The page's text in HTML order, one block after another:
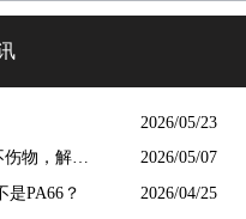
2026/05/23
伤物，解锁
2026/05/07
是PA66？ 2026/04/25